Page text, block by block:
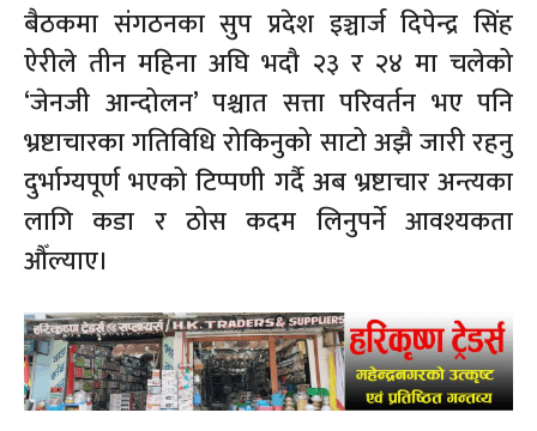
बैठकमा संगठनका सुप प्रदेश इञ्चार्ज दिपेन्द्र सिंह
ऐरीले तीन महिना अघि भदौ २३ र २४ मा चलेको
‘जेनजी आन्दोलन’ पश्चात सत्ता परिवर्तन भए पनि
भ्रष्टाचारका गतिविधि रोकिनुको साटो अझै जारी रहनु
दुर्भाग्यपूर्ण भएको टिप्पणी गर्दै अब भ्रष्टाचार अन्त्यका
लागि कडा र ठोस कदम लिनुपर्ने आवश्यकता
औँल्याए।